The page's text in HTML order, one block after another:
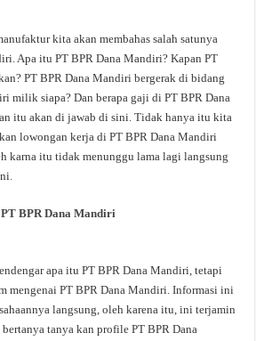
kita akan membahas salah satunya
Apa itu PT BPR Dana Mandiri? Kapan PT
PT BPR Dana Mandiri bergerak di bidang
milik siapa? Dan berapa gaji di PT BPR Dana
itu akan di jawab di sini. Tidak hanya itu kita
lowongan kerja di PT BPR Dana Mandiri
karna itu tidak menunggu lama lagi langsung
BPR Dana Mandiri
apa itu PT BPR Dana Mandiri, tetapi
mengenai PT BPR Dana Mandiri. Informasi ini
langsung, oleh karena itu, ini terjamin
tanya kan profile PT BPR Dana